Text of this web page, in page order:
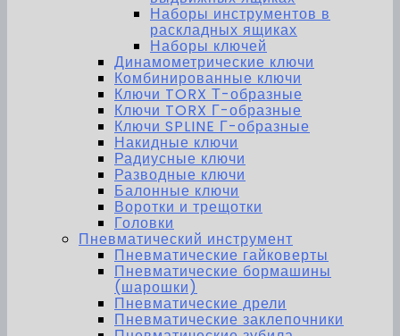
Наборы инструментов в
раскладных ящиках
Наборы ключей
Динамометрические ключи
Комбинированные ключи
Ключи TORX Т-образные
Ключи TORX Г-образные
Ключи SPLINE Г-образные
Накидные ключи
Радиусные ключи
Разводные ключи
Балонные ключи
Воротки и трещотки
Головки
Пневматический инструмент
Пневматические гайковерты
Пневматические бормашины
(шарошки)
Пневматические дрели
Пневматические заклепочники